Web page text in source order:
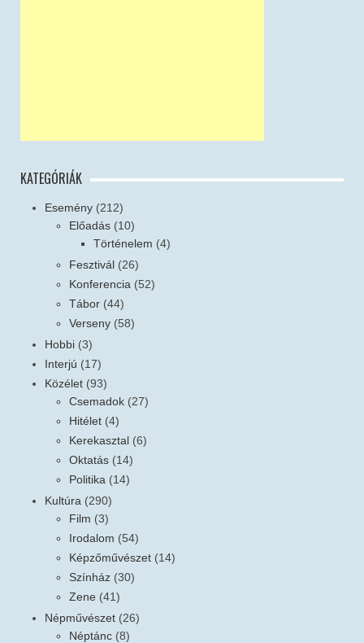
KATEGÓRIÁK
Esemény (212)
Előadás (10)
Történelem (4)
Fesztivál (26)
Konferencia (52)
Tábor (44)
Verseny (58)
Hobbi (3)
Interjú (17)
Közélet (93)
Csemadok (27)
Hitélet (4)
Kerekasztal (6)
Oktatás (14)
Politika (14)
Kultúra (290)
Film (3)
Irodalom (54)
Képzőművészet (14)
Színház (30)
Zene (41)
Népművészet (26)
Néptánc (8)